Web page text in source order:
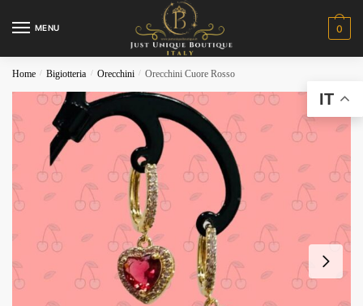
MENU 0
Home / Bigiotteria / Orecchini / Orecchini Cuore Rosso
IT